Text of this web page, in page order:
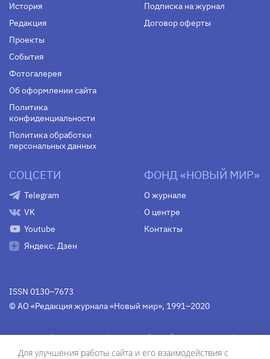
История
Редакция
Проекты
События
Фотогалерея
Об оформлении сайта
Политика
конфиденциальности
Политика обработки
персональных данных
Подписка на журнал
Договор оферты
СОЦСЕТИ
Telegram
VK
Youtube
Яндекс. Дзен
ФОНД «НОВЫЙ МИР»
О журнале
О центре
Контакты
ISSN 0130–7673
© АО «Редакция журнала «Новый мир», 1991–2020
Свидетельство Федеральной службы по надзору в сфере
связи, информационных технологий и массовых
Для улучшения работы сайта и его взаимодействия с